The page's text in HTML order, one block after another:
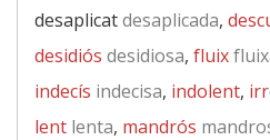
desaplicatdesaplicada,
desidiós desidiosa, fluix
indecís indecisa, indolent,
lent lenta, mandrós